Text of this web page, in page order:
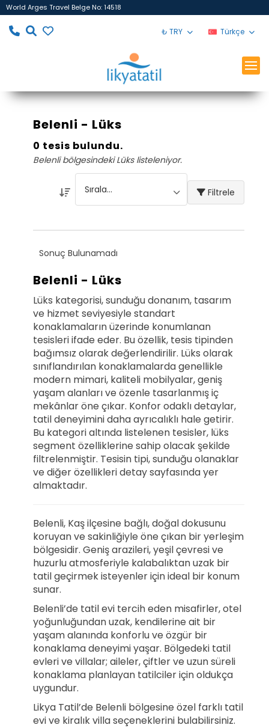
World Arges Travel Belge No: 14518
₺ TRY Türkçe
Belenli - Lüks
0 tesis bulundu.
Belenli bölgesindeki Lüks listeleniyor.
Filtrele
Sonuç Bulunamadı
Belenli - Lüks
Lüks kategorisi, sunduğu donanım, tasarım
ve hizmet seviyesiyle standart
konaklamaların üzerinde konumlanan
tesisleri ifade eder. Bu özellik, tesis tipinden
bağımsız olarak değerlendirilir. Lüks olarak
sınıflandırılan konaklamalarda genellikle
modern mimari, kaliteli mobilyalar, geniş
yaşam alanları ve özenle tasarlanmış iç
mekânlar öne çıkar. Konfor odaklı detaylar,
tatil deneyimini daha ayrıcalıklı hale getirir.
Bu kategori altında listelenen tesisler, lüks
segment özelliklerine sahip olacak şekilde
filtrelenmiştir. Tesisin tipi, sunduğu olanaklar
ve diğer özellikleri detay sayfasında yer
almaktadır.
Belenli, Kaş ilçesine bağlı, doğal dokusunu
koruyan ve sakinliğiyle öne çıkan bir yerleşim
bölgesidir. Geniş arazileri, yeşil çevresi ve
huzurlu atmosferiyle kalabalıktan uzak bir
tatil geçirmek isteyenler için ideal bir konum
sunar.
Belenli’de tatil evi tercih eden misafirler, otel
yoğunluğundan uzak, kendilerine ait bir
yaşam alanında konforlu ve özgür bir
konaklama deneyimi yaşar. Bölgedeki tatil
evleri ve villalar; aileler, çiftler ve uzun süreli
konaklama planlayan tatilciler için oldukça
uygundur.
Likya Tatil’de Belenli bölgesine özel farklı tatil
evi ve kiralık villa seçeneklerini bulabilirsiniz.